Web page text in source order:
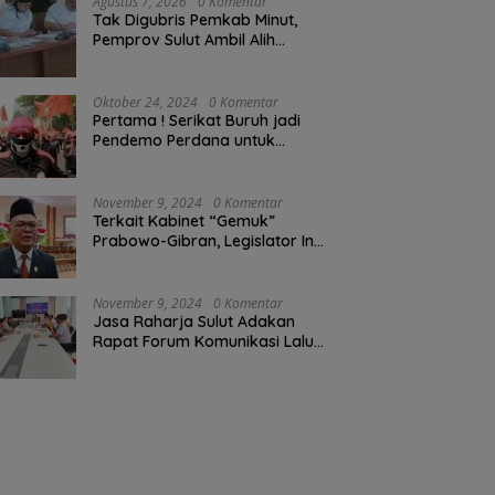
Tak Digubris Pemkab Minut,
Pemprov Sulut Ambil Alih
Oktober 24, 2024 0 Komentar
Pertama ! Serikat Buruh jadi
Pendemo Perdana untuk
November 9, 2024 0 Komentar
Terkait Kabinet “Gemuk”
Prabowo-Gibran, Legislator Ini
November 9, 2024 0 Komentar
Jasa Raharja Sulut Adakan
Rapat Forum Komunikasi Lalu